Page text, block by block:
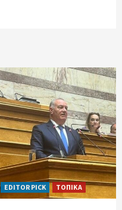
EDITOR PICK ΤΟΠΙΚΑ